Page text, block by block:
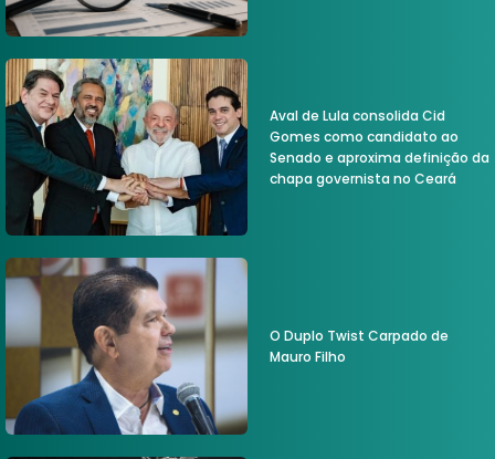
Aval de Lula consolida Cid
Gomes como candidato ao
Senado e aproxima definição da
chapa governista no Ceará
O Duplo Twist Carpado de
Mauro Filho